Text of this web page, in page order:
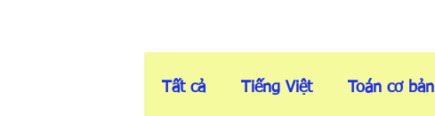
Tất cả Tiếng Việt Toán cơ bản